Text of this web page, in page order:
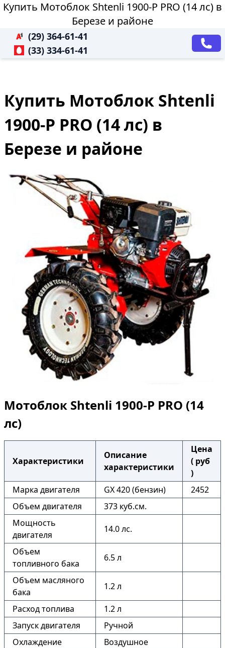
Купить Мотоблок Shtenli 1900-P PRO (14 лс) в
Березе и районе
(29) 364-61-41
(33) 334-61-41
Купить Мотоблок Shtenli
1900-P PRO (14 лс) в
Березе и районе
Мотоблок Shtenli 1900-P PRO (14
лс)
Характеристики
Описание
характеристики
Цена
( руб
)
Марка двигателя
GX 420 (бензин)
2452
Объем двигателя
373 куб.см.
Мощность
двигателя
14.0 лс.
Объем
топливного бака
6.5 л
Объем масляного
бака
1.2 л
Расход топлива
1.2 л
Запуск двигателя
Ручной
Охлаждение
Воздушное